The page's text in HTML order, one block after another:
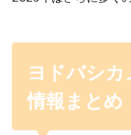
ヨドバシカ
情報まとめ